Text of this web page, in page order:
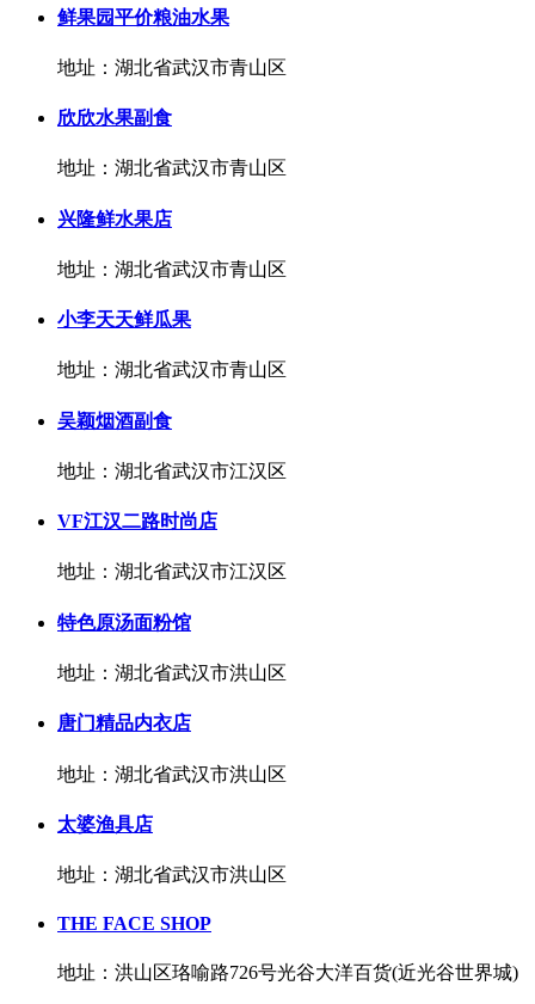
鲜果园平价粮油水果
地址：湖北省武汉市青山区
欣欣水果副食
地址：湖北省武汉市青山区
兴隆鲜水果店
地址：湖北省武汉市青山区
小李天天鲜瓜果
地址：湖北省武汉市青山区
吴颖烟酒副食
地址：湖北省武汉市江汉区
VF江汉二路时尚店
地址：湖北省武汉市江汉区
特色原汤面粉馆
地址：湖北省武汉市洪山区
唐门精品内衣店
地址：湖北省武汉市洪山区
太婆渔具店
地址：湖北省武汉市洪山区
THE FACE SHOP
地址：洪山区珞喻路726号光谷大洋百货(近光谷世界城)